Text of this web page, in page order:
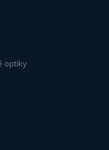
optiky